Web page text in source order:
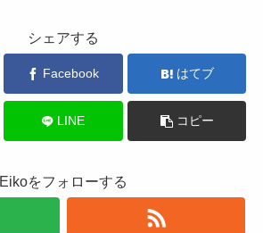
シェアする
Facebook はてブ
LINE コピー
Eikoをフォローする